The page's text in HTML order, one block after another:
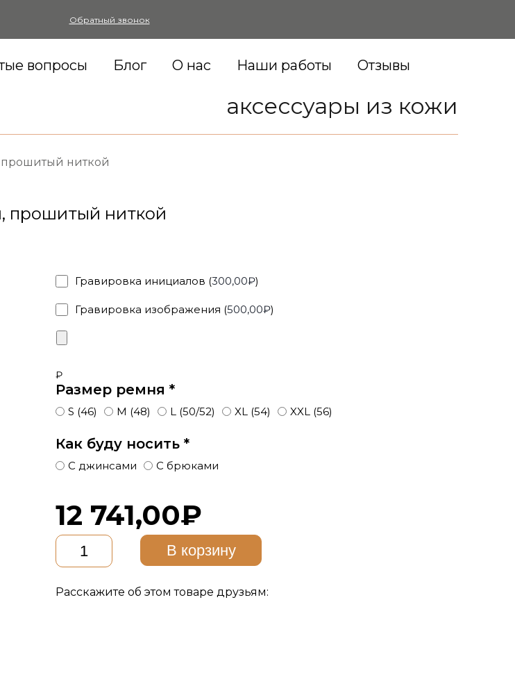
Обратный звонок
вопросы Блог О нас Наши работы Отзывы
аксессуары из кожи
ниткой
прошитый ниткой
Гравировка инициалов (300,00₽)
Гравировка изображения (500,00₽)
₽
Размер ремня *
S (46) M (48) L (50/52) XL (54) XXL (56)
Как буду носить *
С джинсами С брюками
Количество
товара
Коричневый
из
В корзину
12 741,00₽
Расскажите об этом товаре друзьям: